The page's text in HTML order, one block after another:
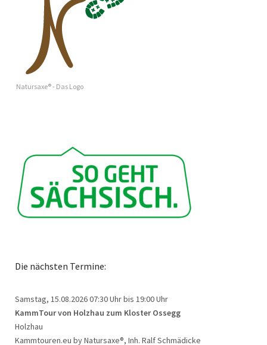
Natursaxe® - Das Logo
Die nächsten Termine:
Samstag, 15.08.202607:30 Uhr bis 19:00 Uhr
KammTour von Holzhau zum Kloster Ossegg
Holzhau
Kammtouren.eu by Natursaxe®, Inh. Ralf Schmädicke